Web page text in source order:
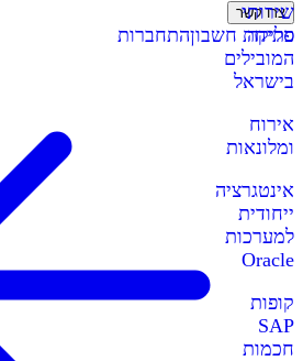
שירותי
סליקה
המובילים
בישראל
אירוח
ומלונאות
אינטגרציה
ייחודית
למערכות
Oracle
קופות
SAP
חכמות
צרו קשר
פתיחת חשבוןהתחברות